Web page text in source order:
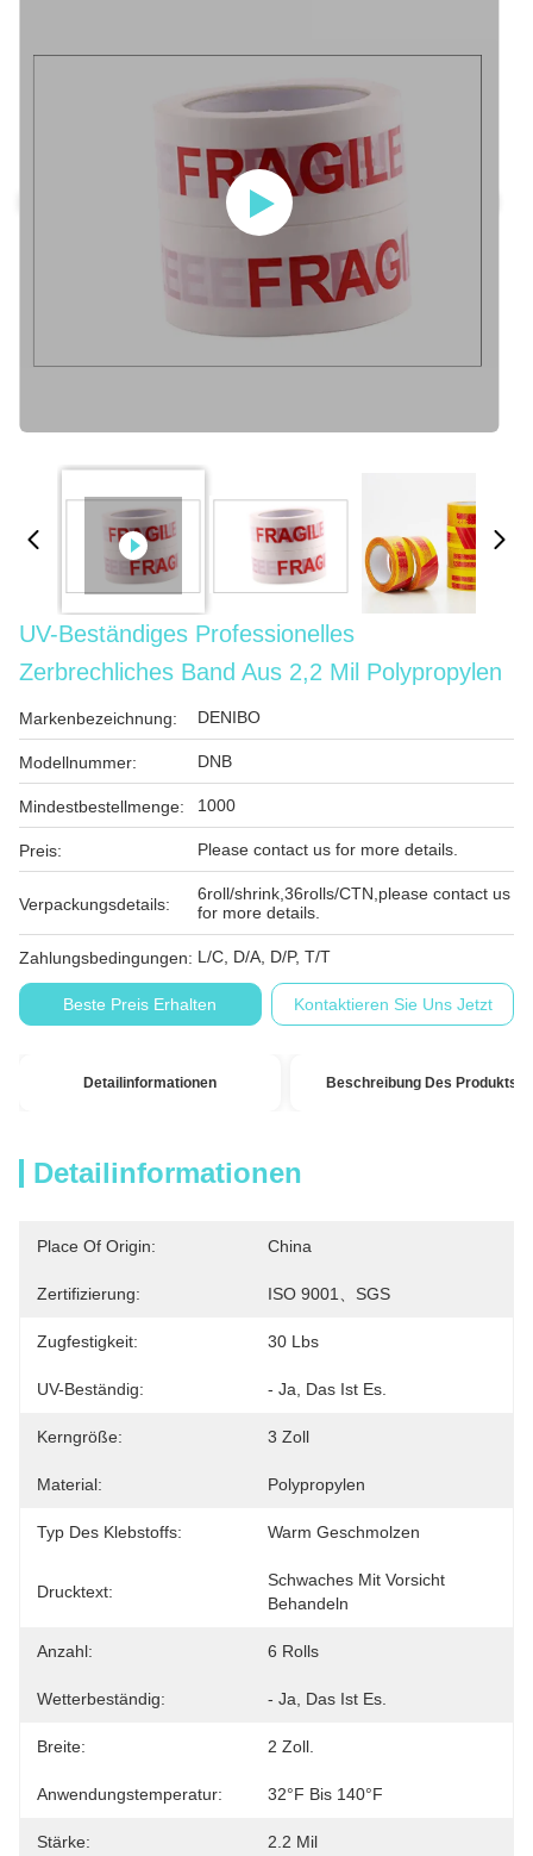
UV-Beständiges Professionelles
Zerbrechliches Band Aus 2,2 Mil Polypropylen
Markenbezeichnung: DENIBO
Modellnummer: DNB
Mindestbestellmenge: 1000
Preis: Please contact us for more details.
Verpackungsdetails:
6roll/shrink,36rolls/CTN,please contact us
for more details.
Zahlungsbedingungen: L/C, D/A, D/P, T/T
Beste Preis Erhalten Kontaktieren Sie Uns Jetzt
Detailinformationen Beschreibung Des Produkts
Detailinformationen
Place Of Origin: China
Zertifizierung: ISO 9001、SGS
Zugfestigkeit: 30 Lbs
UV-Beständig: - Ja, Das Ist Es.
Kerngröße: 3 Zoll
Material: Polypropylen
Typ Des Klebstoffs: Warm Geschmolzen
Drucktext:
Schwaches Mit Vorsicht
Behandeln
Anzahl: 6 Rolls
Wetterbeständig: - Ja, Das Ist Es.
Breite: 2 Zoll.
Anwendungstemperatur: 32°F Bis 140°F
Stärke: 2.2 Mil